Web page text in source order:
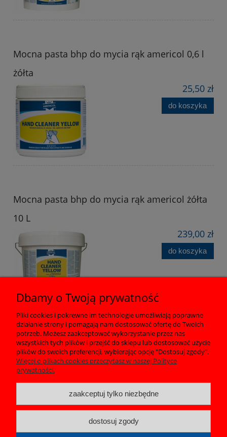
Mocna pasta bhp do mycia rąk americol 0,6 l
żółta
25,50 zł
do koszyka
Mocna pasta bhp do mycia rąk americol żółta
10 L
239,00 zł
do koszyka
Pomoc
Moje konto
Płatności i dostawa
Informacje
O nas
Dbamy o Twoją prywatność
Pliki cookies i pokrewne im technologie umożliwiają poprawne
działanie strony i pomagają nam dostosować ofertę do Twoich
potrzeb. Możesz zaakceptować wykorzystanie przez nas
wszystkich tych plików i przejść do sklepu lub dostosować użycie
plików do swoich preferencji, wybierając opcję "Dostosuj zgody".
Więcej o plikach cookies przeczytasz w naszej Polityce
prywatności.
zaakceptuj tylko niezbędne
dostosuj zgody